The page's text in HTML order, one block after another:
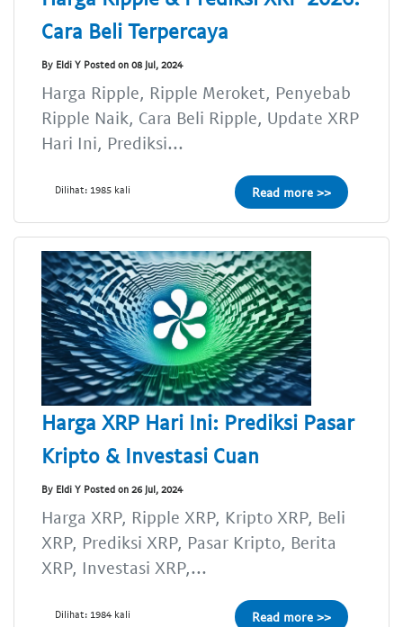
Cara Beli Terpercaya
By Eldi Y Posted on 08 Jul, 2024
Harga Ripple, Ripple Meroket, Penyebab
Ripple Naik, Cara Beli Ripple, Update XRP
Hari Ini, Prediksi...
Dilihat: 1985 kali Read more >>
Harga XRP Hari Ini: Prediksi Pasar
Kripto & Investasi Cuan
By Eldi Y Posted on 26 Jul, 2024
Harga XRP, Ripple XRP, Kripto XRP, Beli
XRP, Prediksi XRP, Pasar Kripto, Berita
XRP, Investasi XRP,...
Dilihat: 1984 kali Read more >>